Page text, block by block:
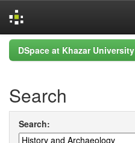
Skip
navigation
DSpace at Khazar University
Search
Search: